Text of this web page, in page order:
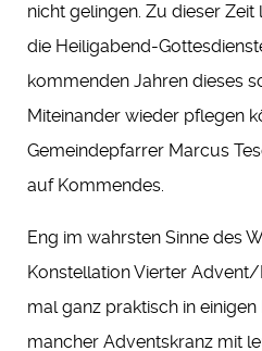
nicht gelingen. Zu dieser
die Heiligabend-
kommenden Jahren dieses
Miteinander wieder pflegen
Gemeindepfarrer Marcus
auf Kommendes.
Eng im wahrsten Sinne des
Konstellation Vierter
mal ganz praktisch in
mancher Adventskranz mit